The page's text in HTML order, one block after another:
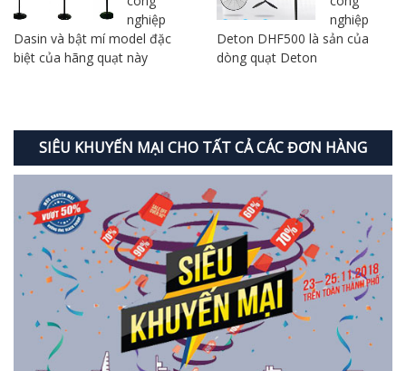
nghiệp
Dasin và bật mí model đặc
biệt của hãng quạt này
nghiệp
Deton DHF500 là sản của
dòng quạt Deton
SIÊU KHUYẾN MẠI CHO TẤT CẢ CÁC ĐƠN HÀNG